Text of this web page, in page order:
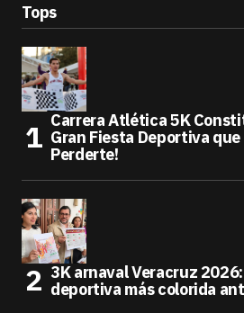
Tops
Carrera Atlética 5K
Gran Fiesta Deportiva que
Perderte!
3K arnaval Veracruz
deportiva más colorida